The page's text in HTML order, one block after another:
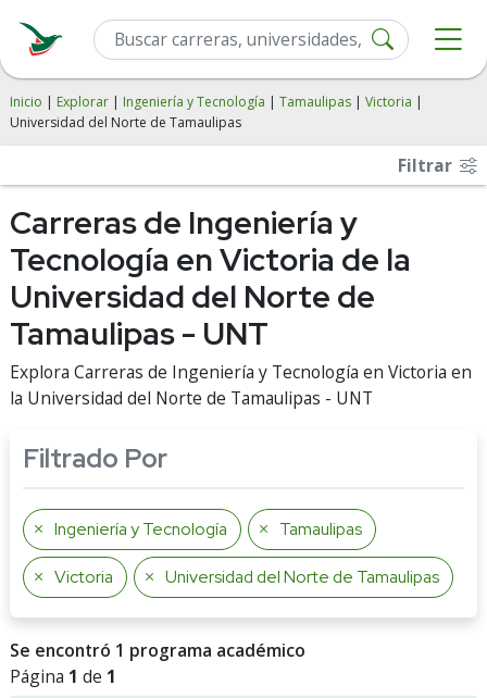
Inicio | Explorar | Ingeniería y Tecnología | Tamaulipas | Victoria |
Universidad del Norte de Tamaulipas
Filtrar
Carreras de Ingeniería y
Tecnología en Victoria de la
Universidad del Norte de
Tamaulipas - UNT
Explora Carreras de Ingeniería y Tecnología en Victoria en
la Universidad del Norte de Tamaulipas - UNT
Filtrado Por
Ingeniería y Tecnología Tamaulipas
Victoria Universidad del Norte de Tamaulipas
Se encontró 1 programa académico
Página 1 de 1